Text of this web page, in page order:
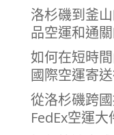
洛杉磯到釜
品空運和通
如何在短時
國際空運寄
從洛杉磯跨
FedEx空運